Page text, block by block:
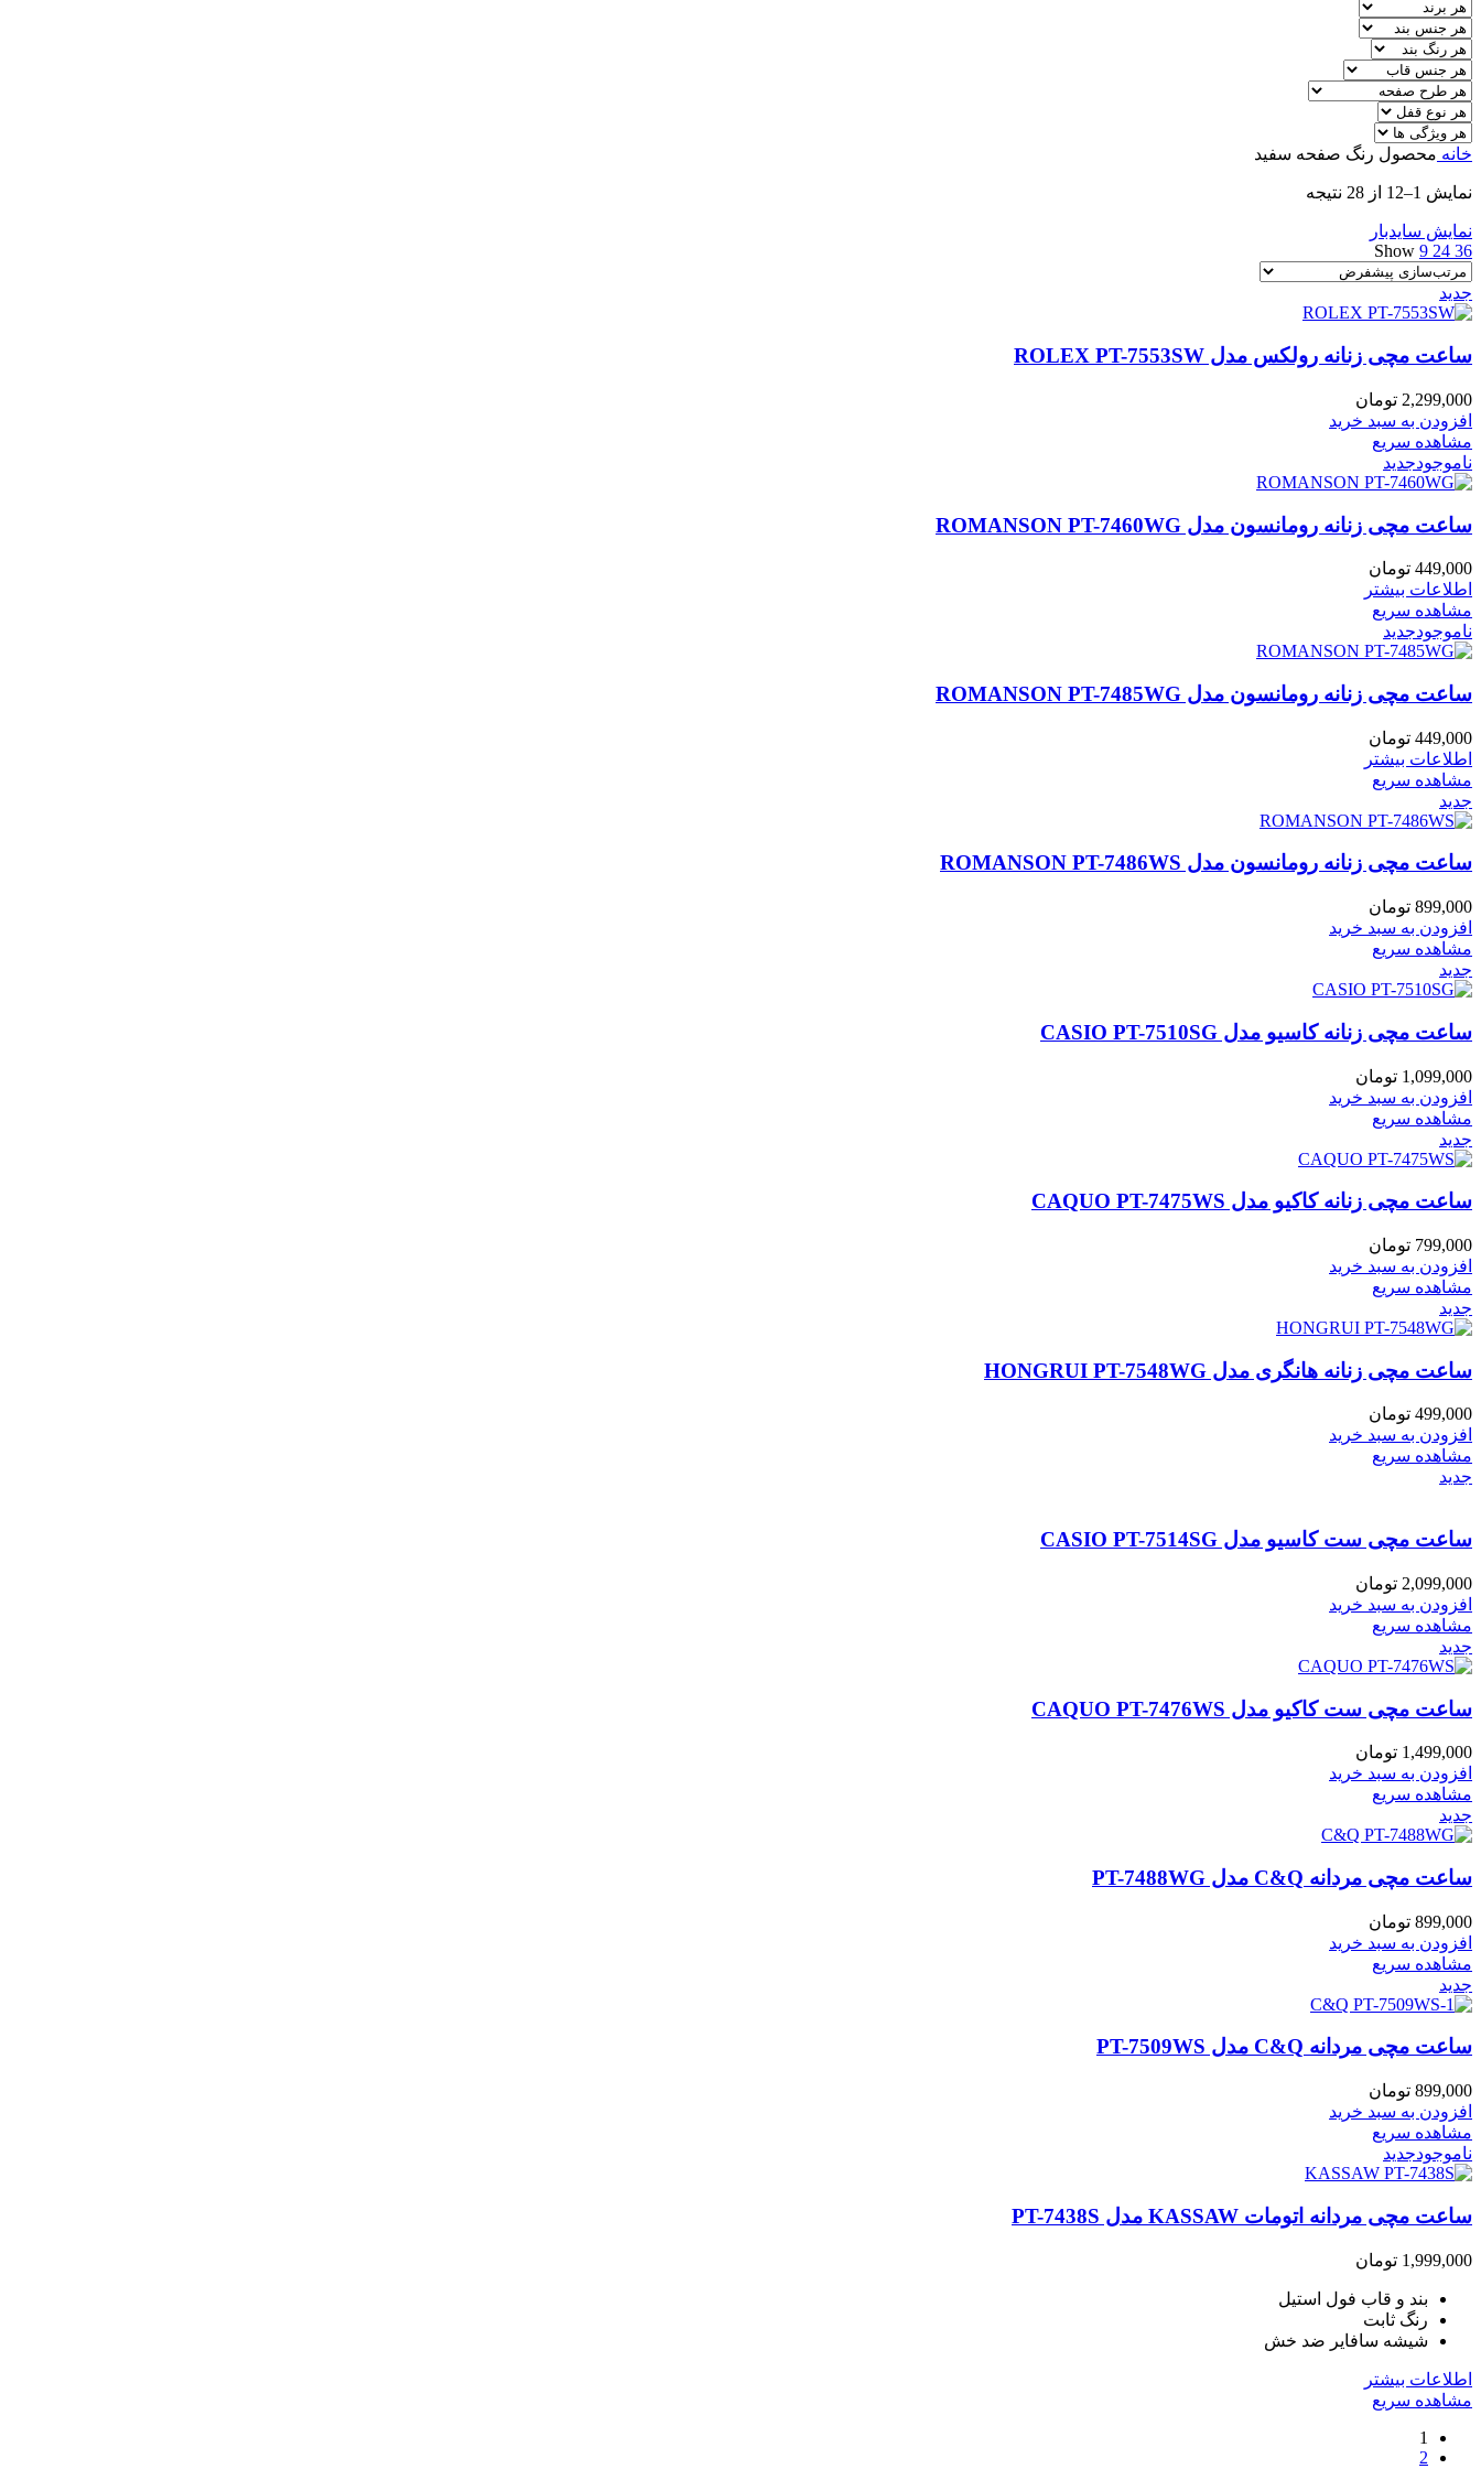
خانه محصول رنگ صفحه سفید
نمایش 1–12 از 28 نتیجه
نمایش سایدبار
Show 9 24 36
جدید
ساعت مچی زنانه رولکس مدل ROLEX PT-7553SW
2,299,000 تومان
افزودن به سبد خرید
مشاهده سریع
ناموجودجدید
ساعت مچی زنانه رومانسون مدل ROMANSON PT-7460WG
449,000 تومان
اطلاعات بیشتر
مشاهده سریع
ناموجودجدید
ساعت مچی زنانه رومانسون مدل ROMANSON PT-7485WG
449,000 تومان
اطلاعات بیشتر
مشاهده سریع
جدید
ساعت مچی زنانه رومانسون مدل ROMANSON PT-7486WS
899,000 تومان
افزودن به سبد خرید
مشاهده سریع
جدید
ساعت مچی زنانه کاسیو مدل CASIO PT-7510SG
1,099,000 تومان
افزودن به سبد خرید
مشاهده سریع
جدید
ساعت مچی زنانه کاکیو مدل CAQUO PT-7475WS
799,000 تومان
افزودن به سبد خرید
مشاهده سریع
جدید
ساعت مچی زنانه هانگری مدل HONGRUI PT-7548WG
499,000 تومان
افزودن به سبد خرید
مشاهده سریع
جدید
ساعت مچی ست کاسیو مدل CASIO PT-7514SG
2,099,000 تومان
افزودن به سبد خرید
مشاهده سریع
جدید
ساعت مچی ست کاکیو مدل CAQUO PT-7476WS
1,499,000 تومان
افزودن به سبد خرید
مشاهده سریع
جدید
ساعت مچی مردانه C&Q مدل PT-7488WG
899,000 تومان
افزودن به سبد خرید
مشاهده سریع
جدید
ساعت مچی مردانه C&Q مدل PT-7509WS
899,000 تومان
افزودن به سبد خرید
مشاهده سریع
ناموجودجدید
ساعت مچی مردانه اتومات KASSAW مدل PT-7438S
1,999,000 تومان
بند و قاب فول استیل
رنگ ثابت
شیشه سافایر ضد خش
اطلاعات بیشتر
مشاهده سریع
1
2